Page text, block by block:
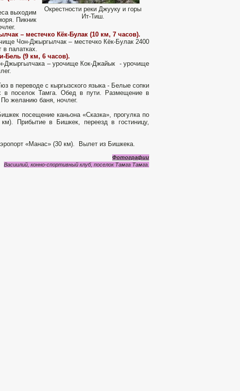
Окрестности реки Джууку и горы
Ит-Тиш.
выходим
Пикник
– местечко Кёк-Булак (10 км, 7 часов).
Чон-Джыргылчак – местечко Кёк-Булак 2400
в палатках.
Бель (9 км, 6 часов).
Джыргылчака – урочище Кок-Джайык - урочище
в переводе с кыргызского языка - Белые сопки
в поселок Тамга. Обед в пути. Размещение в
желанию баня, ночлег.
посещение каньона «Сказка», прогулка по
Прибытие в Бишкек, переезд в гостиницу,
«Манас» (30 км). Вылет из Бишкека.
Фотографии
Васиилий, конно-спортивный клуб, поселок Тамга Тамга.